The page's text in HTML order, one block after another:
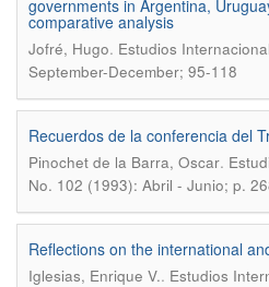
governments in Argentina,
comparative analysis
Jofré, Hugo. Estudios
September-December; 95-118
Recuerdos de la conferencia del
Pinochet de la Barra, Oscar.
No. 102 (1993): Abril - Junio; p.
Reflections on the international
Iglesias, Enrique V.. Estudios